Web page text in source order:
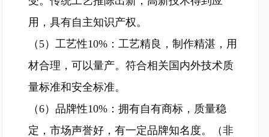
用，具有自主知识产权。
（5）工艺性10%：工艺精良，制作精湛，用
材合理，可以量产。符合相关国内外技术质
量标准和安全标准。
（6）品牌性10%：拥有自有商标，质量稳
定，市场声誉好，有一定品牌知名度。（非